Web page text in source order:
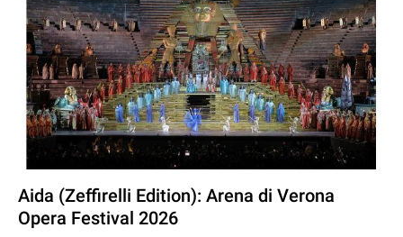
Aida (Zeffirelli Edition): Arena di Verona
Opera Festival 2026